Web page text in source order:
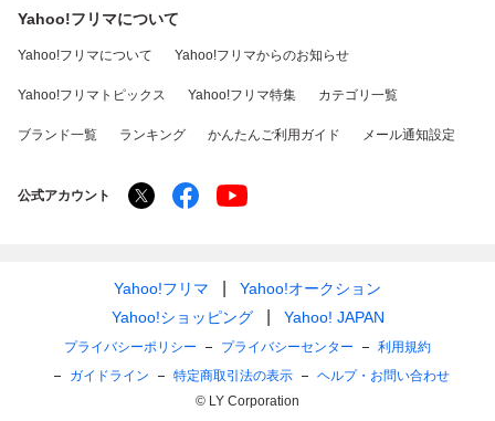
Yahoo!フリマについて
Yahoo!フリマについて Yahoo!フリマからのお知らせ
Yahoo!フリマトピックス Yahoo!フリマ特集 カテゴリ一覧
ブランド一覧 ランキング かんたんご利用ガイド メール通知設定
公式アカウント
Yahoo!フリマ
Yahoo!オークション
Yahoo!ショッピング
Yahoo! JAPAN
プライバシーポリシー プライバシーセンター
利用規約
ガイドライン
特定商取引法の表示
ヘルプ・お問い合わせ
© LY Corporation